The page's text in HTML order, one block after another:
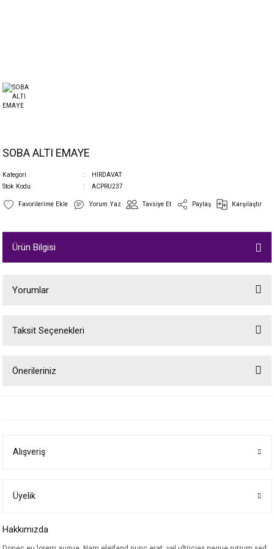
SOBA ALTI EMAYE
Kategori
HIRDAVAT
Stok Kodu
ACPRU237
Yorum Yaz Tavsiye Et Paylaş Karşılaştır
Ürün Bilgisi
Yorumlar
Taksit Seçenekleri
Önerileriniz
Ürün bilgilerinde hatalar bulunuyor.
Bu ürüne benzer farklı alternatifler olmalı.
Alışveriş
Üyelik
Hakkımızda